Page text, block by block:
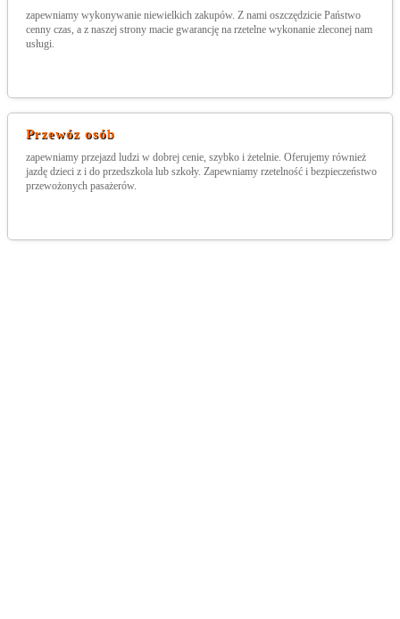
zapewniamy wykonywanie niewielkich zakupów. Z nami oszczędzicie Państwo
cenny czas, a z naszej strony macie gwarancję na rzetelne wykonanie zleconej nam
usługi.
Przewóz osób
zapewniamy przejazd ludzi w dobrej cenie, szybko i żetelnie. Oferujemy również
jazdę dzieci z i do przedszkola lub szkoły. Zapewniamy rzetelność i bezpieczeństwo
przewożonych pasażerów.